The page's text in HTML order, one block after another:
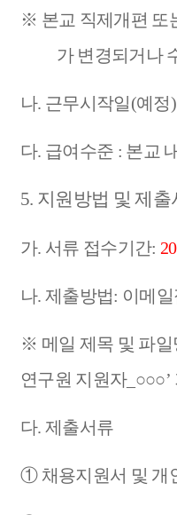
※ 본교 직제개편 또
가 변경되거나
나. 근무시작일(예정
다. 급여수준 : 본교
5. 지원방법 및 제출
가. 서류 접수기간:
나.제출방법: 이메
※ 메일 제목 및 파일
연구원 지원자_ ○○○’
다.제출서류
① 채용지원서 및 개